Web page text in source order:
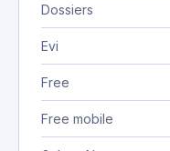
Dossiers
Evi
Free
Free mobile